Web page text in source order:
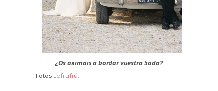
¿Os animáis a bordar vuestra boda?
Fotos Lefrufrú.